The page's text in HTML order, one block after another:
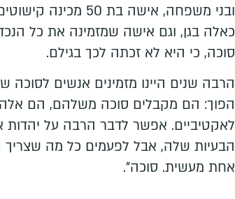
ובני משפחה, אישה בת
כאלה בגן, וגם אישה שמזמינה את כל
סוכה, כי היא לא זכתה לכך בגילם.
הרבה שנים היינו מזמינים אנשים לסוכה
הפוך: הם מקבלים סוכה משלהם, הם
לאקטיביים. אפשר לדבר הרבה על יהדות
הבעיות שלה, אבל לפעמים כל מה שצריך
אחת מעשית. סוכה".